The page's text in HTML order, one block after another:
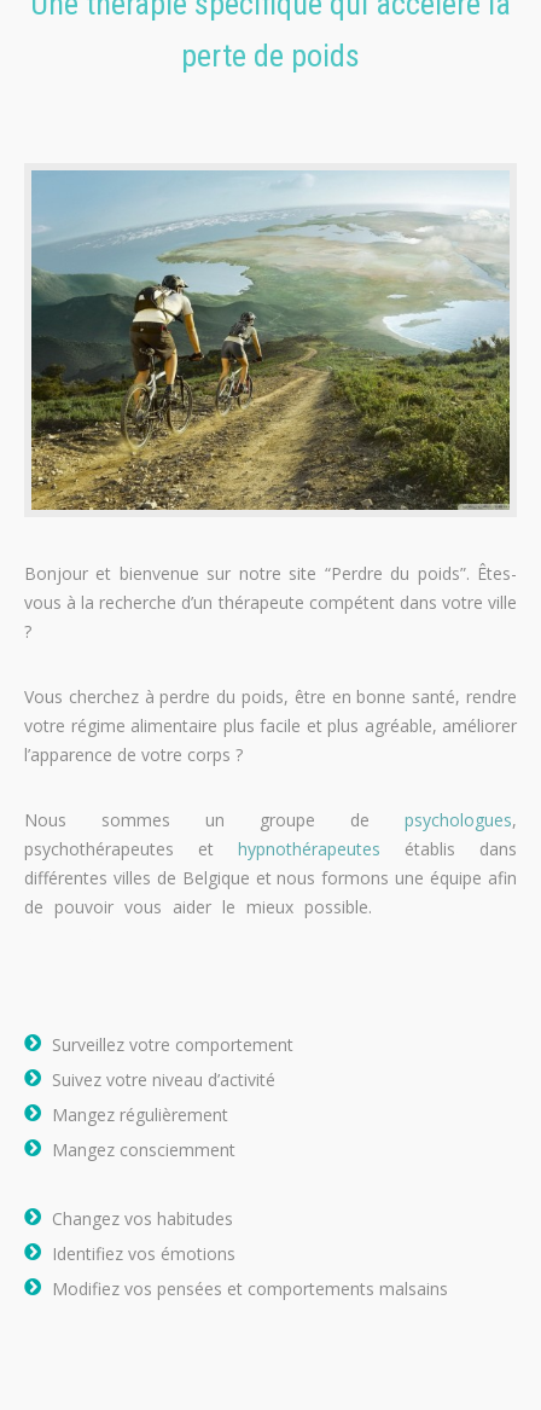
perte de poids
Bonjour et bienvenue sur notre site “Perdre du poids”. Êtes-
vous à la recherche d’un thérapeute compétent dans votre ville
?
Vous cherchez à perdre du poids, être en bonne santé, rendre
votre régime alimentaire plus facile et plus agréable, améliorer
l’apparence de votre corps ?
Nous sommes un groupe de psychologues,
psychothérapeutes et hypnothérapeutes établis dans
différentes villes de Belgique et nous formons une équipe afin
de pouvoir vous aider le mieux possible.
Surveillez votre comportement
Suivez votre niveau d’activité
Mangez régulièrement
Mangez consciemment
Changez vos habitudes
Identifiez vos émotions
Modifiez vos pensées et comportements malsains